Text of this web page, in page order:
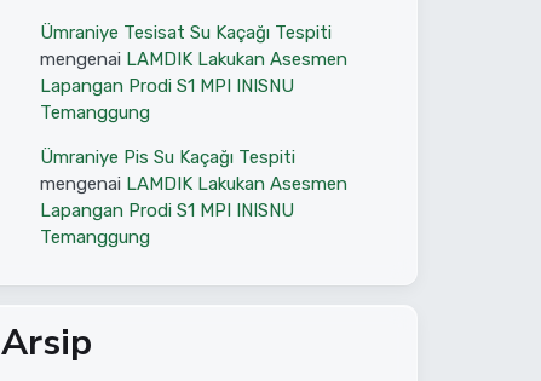
Ümraniye Tesisat Su Kaçağı Tespiti
mengenai LAMDIK Lakukan Asesmen
Lapangan Prodi S1 MPI INISNU
Temanggung
Ümraniye Pis Su Kaçağı Tespiti
mengenai LAMDIK Lakukan Asesmen
Lapangan Prodi S1 MPI INISNU
Temanggung
Arsip